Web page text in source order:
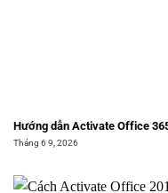
Hướng dẫn Activate Office
Tháng 6 9, 2026